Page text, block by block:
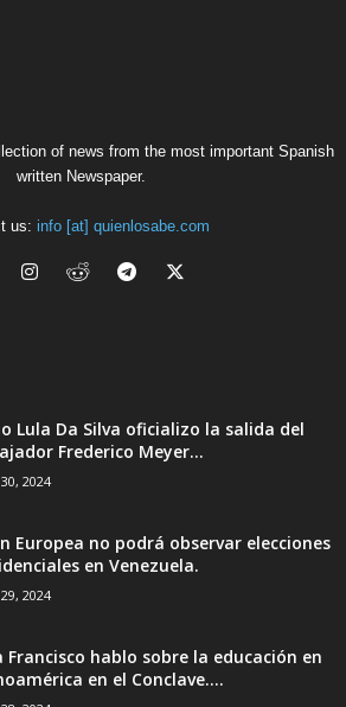
of news from the most important Spanish
written Newspaper.
us: info [at] quienlosabe.com
Lula Da Silva oficializo la salida del
Frederico Meyer...
2024
Europea no podrá observar elecciones
en Venezuela.
2024
Francisco hablo sobre la educación en
en el Conclave....